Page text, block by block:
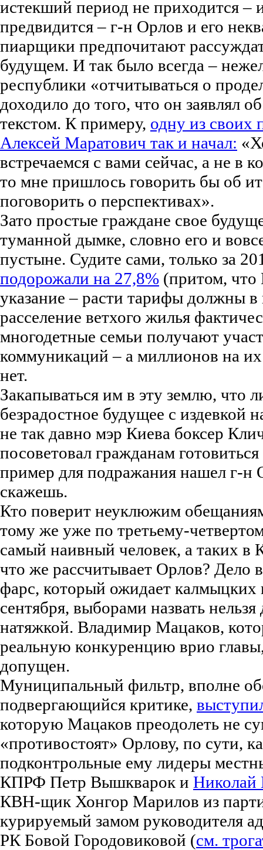
истекший период не приходится –
предвидится – г-н Орлов и его
пиарщики предпочитают
будущем. И так было всегда –
республики «отчитываться о
доходило до того, что он заявлял
текстом. К примеру, одну из своих
Алексей Маратович так и начал:
встречаемся с вами сейчас, а не в
то мне пришлось говорить бы об
поговорить о перспективах».
Зато простые граждане свое
туманной дымке, словно его и
пустыне. Судите сами, только за
подорожали на 27,8% (притом, что
указание – расти тарифы должны
расселение ветхого жилья
многодетные семьи получают
коммуникаций – а миллионов на
нет.
Закапываться им в эту землю, что
безрадостное будущее с издевкой
не так давно мэр Киева боксер
посоветовал гражданам
пример для подражания нашел г-н
скажешь.
Кто поверит неуклюжим
тому же уже по третьему-
самый наивный человек, а таких
что же рассчитывает Орлов? Дело
фарс, который ожидает калмыцких
сентября, выборами назвать
натяжкой. Владимир Мацаков,
реальную конкуренцию врио
допущен.
Муниципальный фильтр, вполне
подвергающийся критике,
которую Мацаков преодолеть не
«противостоят» Орлову, по сути,
подконтрольные ему лидеры
КПРФ Петр Вышкварок и Николай
КВН-щик Хонгор Марилов из
курируемый замом руководителя
РК Бовой Городовиковой (см.